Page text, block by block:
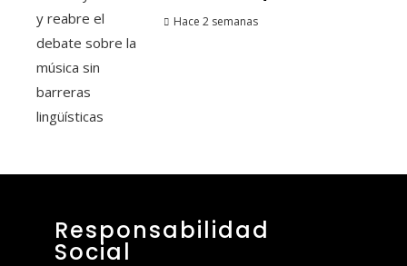
Hace 2 semanas
Responsabilidad
Social